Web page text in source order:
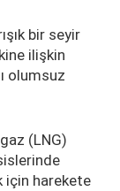
bir seyir
ilişkin
olumsuz
(LNG)
için harekete